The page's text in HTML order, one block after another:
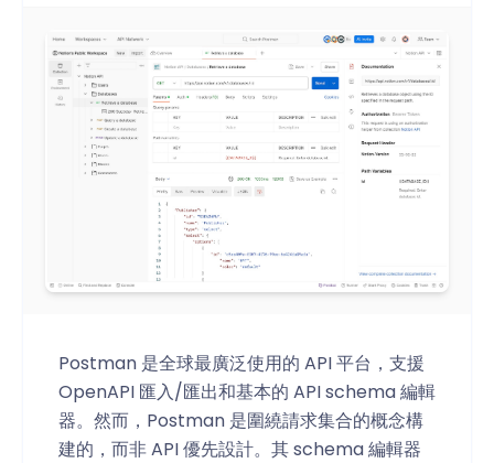
Postman 是全球最廣泛使用的 API 平台，支援
OpenAPI 匯入/匯出和基本的 API schema 編輯
器。然而，Postman 是圍繞請求集合的概念構
建的，而非 API 優先設計。其 schema 編輯器